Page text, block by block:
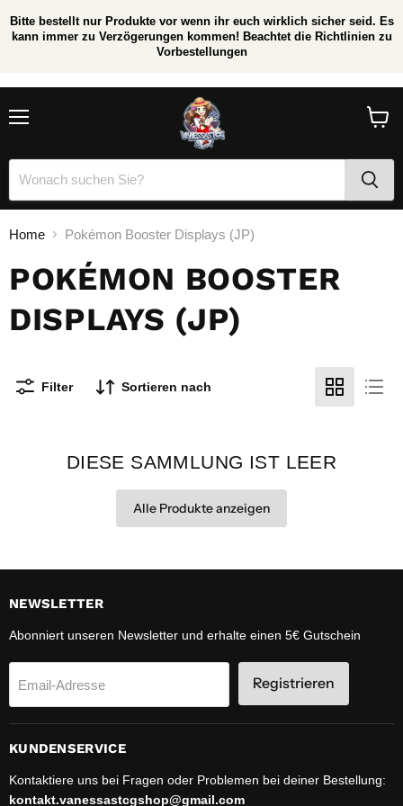
Bitte bestellt nur Produkte vor wenn ihr euch wirklich sicher seid. Es
kann immer zu Verzögerungen kommen! Beachtet die Richtlinien zu
Vorbestellungen
Home Pokémon Booster Displays (JP)
POKÉMON BOOSTER
DISPLAYS (JP)
Filter Sortieren nach
DIESE SAMMLUNG IST LEER
Alle Produkte anzeigen
NEWSLETTER
Abonniert unseren Newsletter und erhalte einen 5€ Gutschein
Email-Adresse Registrieren
KUNDENSERVICE
Kontaktiere uns bei Fragen oder Problemen bei deiner Bestellung:
kontakt.vanessastcgshop@gmail.com